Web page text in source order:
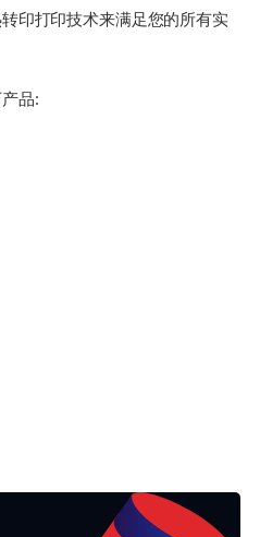
印打印技术来满足您的所有实
品: